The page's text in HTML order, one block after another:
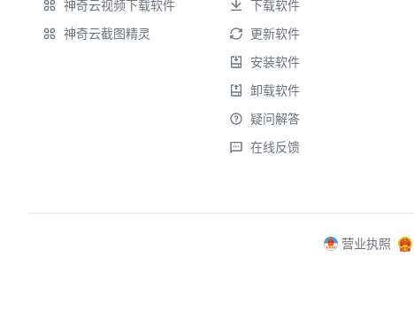
神奇云视频下载软件
神奇云截图精灵
下载软件
更新软件
安装软件
卸载软件
疑问解答
在线反馈
营业执照